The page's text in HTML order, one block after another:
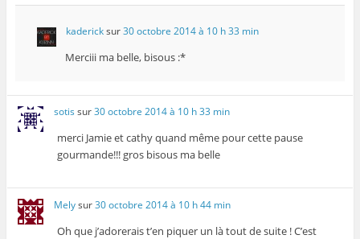
kadericksur30 octobre 2014 à 10 h 33 min
Merciii ma belle, bisous :*
sotis sur30 octobre 2014 à 10 h 33 min
merci Jamie et cathy quand même pour cette pause
gourmande!!! gros bisous ma belle
Melysur30 octobre 2014 à 10 h 44 min
Oh que j’adorerais t’en piquer un là tout de suite ! C’est